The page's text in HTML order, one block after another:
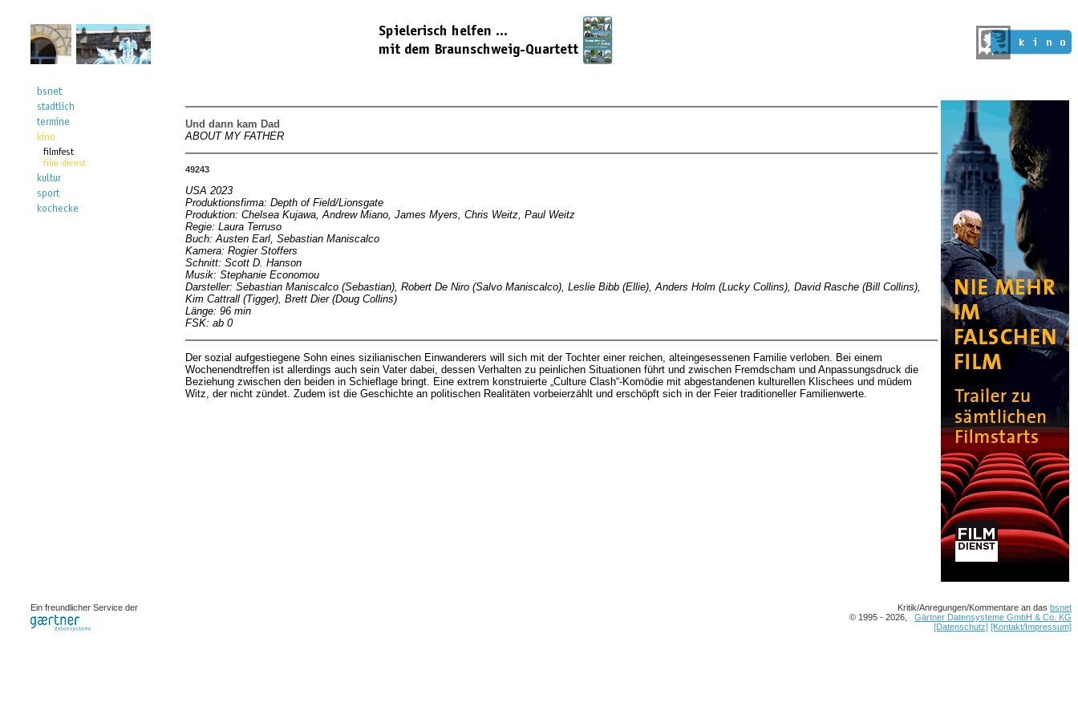
Und dann kam Dad
ABOUT MY FATHER
49243
USA 2023
Produktionsfirma: Depth of Field/Lionsgate
Produktion: Chelsea Kujawa, Andrew Miano, James Myers, Chris Weitz, Paul Weitz
Regie: Laura Terruso
Buch: Austen Earl, Sebastian Maniscalco
Kamera: Rogier Stoffers
Schnitt: Scott D. Hanson
Musik: Stephanie Economou
Darsteller: Sebastian Maniscalco (Sebastian), Robert De Niro (Salvo Maniscalco), Leslie Bibb (Ellie), Anders Holm (Lucky Collins), David Rasche (Bill Collins),
Kim Cattrall (Tigger), Brett Dier (Doug Collins)
Länge: 96 min
FSK: ab 0
Der sozial aufgestiegene Sohn eines sizilianischen Einwanderers will sich mit der Tochter einer reichen, alteingesessenen Familie verloben. Bei einem
Wochenendtreffen ist allerdings auch sein Vater dabei, dessen Verhalten zu peinlichen Situationen führt und zwischen Fremdscham und Anpassungsdruck die
Beziehung zwischen den beiden in Schieflage bringt. Eine extrem konstruierte „Culture Clash“-Komödie mit abgestandenen kulturellen Klischees und müdem
Witz, der nicht zündet. Zudem ist die Geschichte an politischen Realitäten vorbeierzählt und erschöpft sich in der Feier traditioneller Familienwerte.
Ein freundlicher Service der Kritik/Anregungen/Kommentare an das bsnet
© 1995 - 2026, Gärtner Datensysteme GmbH & Co. KG
[Datenschutz] [Kontakt/Impressum]